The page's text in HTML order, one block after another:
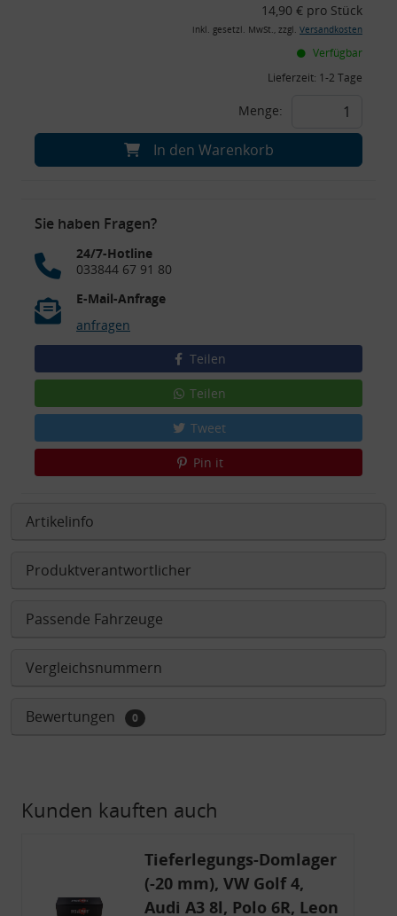
14,90 € pro Stück
inkl. gesetzl. MwSt., zzgl. Versandkosten
Verfügbar
Lieferzeit: 1-2 Tage
Menge:
In den Warenkorb
Sie haben Fragen?
24/7-Hotline
033844 67 91 80
E-Mail-Anfrage
anfragen
Teilen
Teilen
Tweet
Pin it
Artikelinfo
Produktverantwortlicher
Passende Fahrzeuge
Vergleichsnummern
Bewertungen 0
Kunden kauften auch
Tieferlegungs-Domlager
(-20 mm), VW Golf 4,
Audi A3 8l, Polo 6R, Leon